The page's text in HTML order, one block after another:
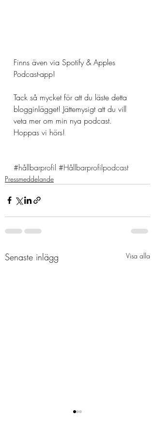
Finns även via Spotify & Apples
Podcast-app!
Tack så mycket för att du läste detta
blogginlägget! Jättemysigt att du vill
veta mer om min nya podcast.
Hoppas vi hörs!
#hållbarprofil #Hållbarprofilpodcast
Pressmeddelande
Senaste inlägg Visa alla